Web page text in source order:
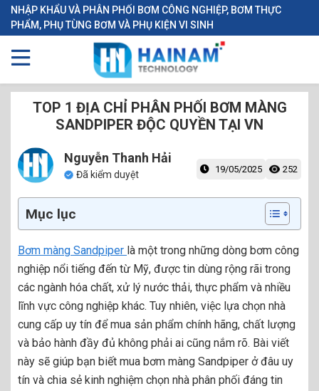
NHẬP KHẨU VÀ PHÂN PHỐI BƠM CÔNG NGHIỆP, BƠM THỰC
PHẨM, PHỤ TÙNG BƠM VÀ PHỤ KIỆN VI SINH
TOP 1 ĐỊA CHỈ PHÂN PHỐI BƠM MÀNG
SANDPIPER ĐỘC QUYỀN TẠI VN
Nguyễn Thanh Hải
Đã kiểm duyệt 19/05/2025 252
Mục lục
Bơm màng Sandpiper là một trong những dòng bơm công
nghiệp nổi tiếng đến từ Mỹ, được tin dùng rộng rãi trong
các ngành hóa chất, xử lý nước thải, thực phẩm và nhiều
lĩnh vực công nghiệp khác. Tuy nhiên, việc lựa chọn nhà
cung cấp uy tín để mua sản phẩm chính hãng, chất lượng
và bảo hành đầy đủ không phải ai cũng nắm rõ. Bài viết
này sẽ giúp bạn biết mua bơm màng Sandpiper ở đâu uy
tín và chia sẻ kinh nghiệm chọn nhà phân phối đáng tin